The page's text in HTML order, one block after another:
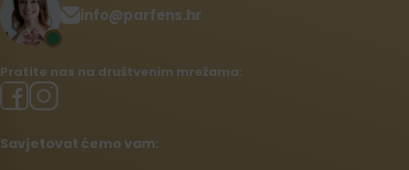
info@parfens.hr
Pratite nas na društvenim mrežama:
Savjetovat ćemo vam: